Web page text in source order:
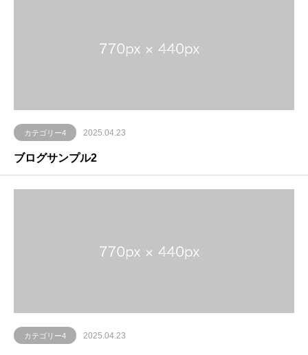
カテゴリー4 2025.04.23
ブログサンプル2
カテゴリー4 2025.04.23